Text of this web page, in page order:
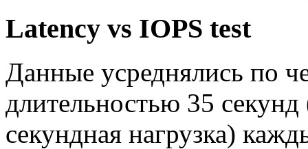
Latency vs IOPS test
Данные усреднялись по
длительностью 35
секундная нагрузка)